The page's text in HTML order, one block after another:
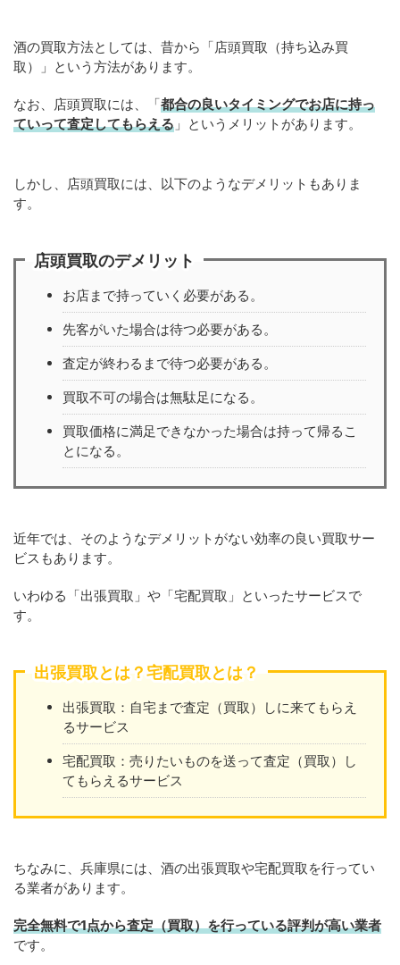
酒の買取方法としては、昔から「店頭買取（持ち込み買
取）」という方法があります。
なお、店頭買取には、「都合の良いタイミングでお店に持っ
ていって査定してもらえる 」というメリットがあります。
しかし、店頭買取には、以下のようなデメリットもありま
す。
店頭買取のデメリット
お店まで持っていく必要がある。
先客がいた場合は待つ必要がある。
査定が終わるまで待つ必要がある。
買取不可の場合は無駄足になる。
買取価格に満足できなかった場合は持って帰るこ
とになる。
近年では、そのようなデメリットがない効率の良い買取サー
ビスもあります。
いわゆる「出張買取」や「宅配買取」といったサービスで
す。
出張買取とは？宅配買取とは？
出張買取：自宅まで査定（買取）しに来てもらえ
るサービス
宅配買取：売りたいものを送って査定（買取）し
てもらえるサービス
ちなみに、兵庫県には、酒の出張買取や宅配買取を行ってい
る業者があります。
完全無料で1点から査定（買取）を行っている評判が高い業者
です。